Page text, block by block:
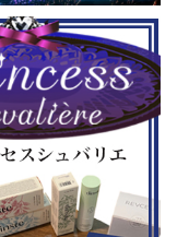
で予
と9月
...
リロード』
は、
ンドーeショ
...